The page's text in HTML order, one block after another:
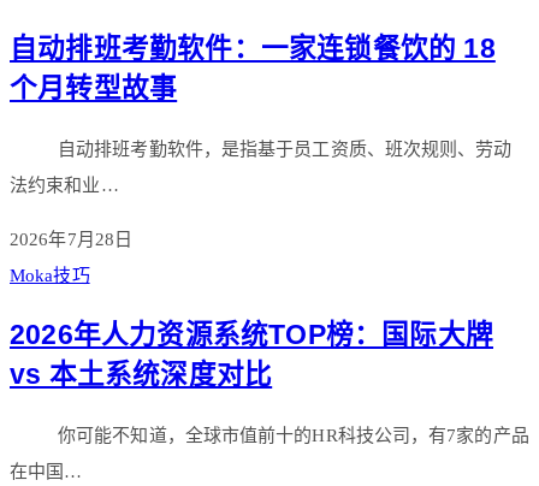
自动排班考勤软件：一家连锁餐饮的 18
个月转型故事
自动排班考勤软件，是指基于员工资质、班次规则、劳动
法约束和业…
2026年7月28日
Moka技巧
2026年人力资源系统TOP榜：国际大牌
vs 本土系统深度对比
你可能不知道，全球市值前十的HR科技公司，有7家的产品
在中国…